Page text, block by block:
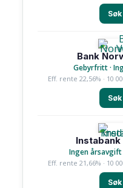
Bank
Gebyrfritt ·
Eff. rente 22,56% · 10
Ingen årsavgift
Eff. rente 21,66% · 10